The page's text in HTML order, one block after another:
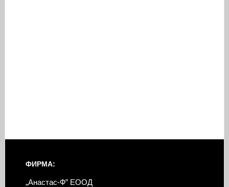
ФИРМА:
„Анастас-Ф” ЕООД